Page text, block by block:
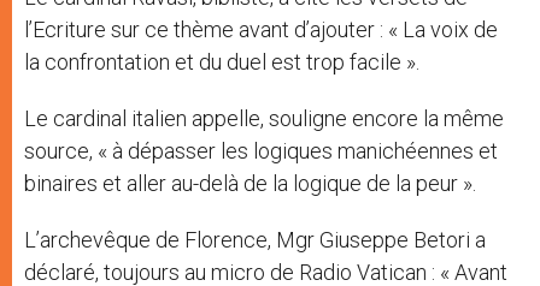
l’Ecriture sur ce thème avant d’ajouter : « La voix de
la confrontation et du duel est trop facile ».
Le cardinal italien appelle, souligne encore la même
source, « à dépasser les logiques manichéennes et
binaires et aller au-delà de la logique de la peur ».
L’archevêque de Florence, Mgr Giuseppe Betori a
déclaré, toujours au micro de Radio Vatican : « Avant